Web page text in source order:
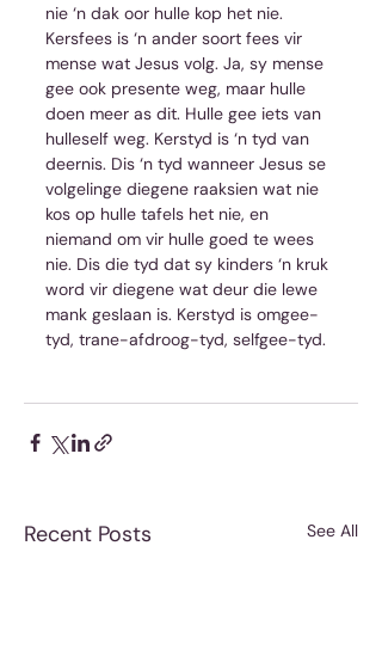
nie ‘n dak oor hulle kop het nie.
Kersfees is ‘n ander soort fees vir
mense wat Jesus volg. Ja, sy mense
gee ook presente weg, maar hulle
doen meer as dit. Hulle gee iets van
hulleself weg. Kerstyd is ‘n tyd van
deernis. Dis ‘n tyd wanneer Jesus se
volgelinge diegene raaksien wat nie
kos op hulle tafels het nie, en
niemand om vir hulle goed te wees
nie. Dis die tyd dat sy kinders ‘n kruk
word vir diegene wat deur die lewe
mank geslaan is. Kerstyd is omgee-
tyd, trane-afdroog-tyd, selfgee-tyd.
Recent Posts See All